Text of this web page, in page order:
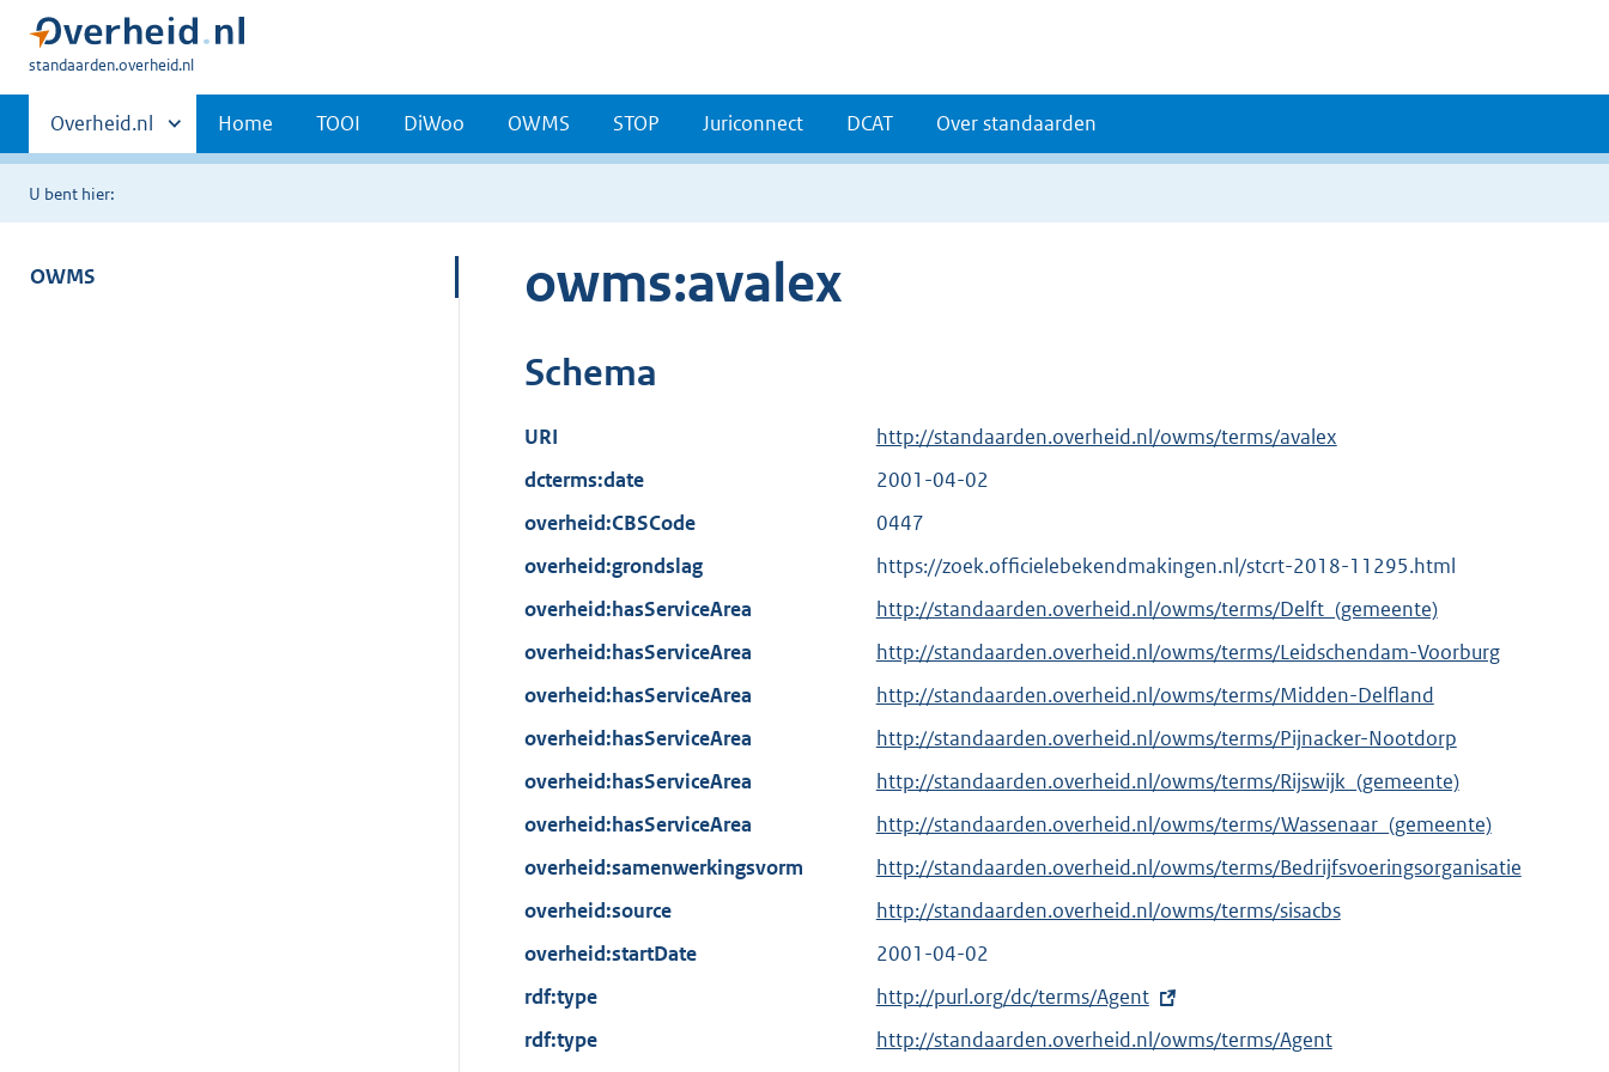
U
hier:
standaarden.overheid.nl
Primaire
navigatie
Andere
sites
binnen
Overheid.nl Home TOOI DiWoo OWMS STOP Juriconnect DCAT Over standaarden
U bent hier:
OWMS owms:avalex
Schema
URI
http://standaarden.overheid.nl/owms/terms/avalex
dcterms:date
2001-04-02
overheid:CBSCode
0447
overheid:grondslag
https://zoek.officielebekendmakingen.nl/stcrt-2018-11295.html
overheid:hasServiceArea
http://standaarden.overheid.nl/owms/terms/Delft_(gemeente)
overheid:hasServiceArea
http://standaarden.overheid.nl/owms/terms/Leidschendam-Voorburg
overheid:hasServiceArea
http://standaarden.overheid.nl/owms/terms/Midden-Delfland
overheid:hasServiceArea
http://standaarden.overheid.nl/owms/terms/Pijnacker-Nootdorp
overheid:hasServiceArea
http://standaarden.overheid.nl/owms/terms/Rijswijk_(gemeente)
overheid:hasServiceArea
http://standaarden.overheid.nl/owms/terms/Wassenaar_(gemeente)
overheid:samenwerkingsvorm
http://standaarden.overheid.nl/owms/terms/Bedrijfsvoeringsorganisatie
overheid:source
http://standaarden.overheid.nl/owms/terms/sisacbs
overheid:startDate
2001-04-02
rdf:type
E
x
http://purl.org/dc/terms/Agent
rdf:type
http://standaarden.overheid.nl/owms/terms/Agent